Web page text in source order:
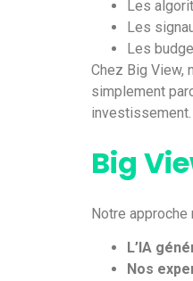
Les
Les
Les
Chez Big View,
simplement
Big
Notre approche
L’IA
Nos